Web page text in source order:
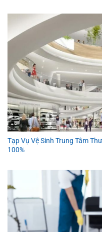
Tạp Vụ Vệ Sinh Trung Tâm
100%